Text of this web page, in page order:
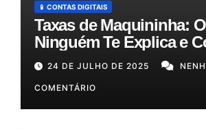
📱 CONTAS DIGITAIS
Taxas de Maquininha:
Ninguém Te Explica e
Reduzir Seus Custos em
50%!
24 DE JULHO DE 2025
COMENTÁRIO